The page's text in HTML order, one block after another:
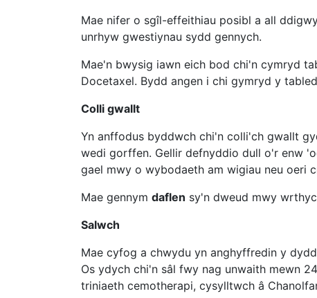
Mae nifer o sgîl-effeithiau posibl a all
unrhyw gwestiynau sydd gennych.
Mae'n bwysig iawn eich bod chi'n cymryd
Docetaxel. Bydd angen i chi gymryd y
Colli gwallt
Yn anffodus byddwch chi'n colli'ch gwallt
wedi gorffen. Gellir defnyddio dull o'r enw
gael mwy o wybodaeth am wigiau neu oeri
Mae gennym daflen sy'n dweud mwy
Salwch
Mae cyfog a chwydu yn anghyffredin y
Os ydych chi'n sâl fwy nag unwaith mewn
triniaeth cemotherapi, cysylltwch â